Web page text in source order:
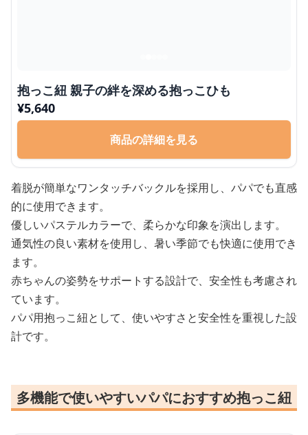
抱っこ紐 親子の絆を深める抱っこひも
¥5,640
商品の詳細を見る
着脱が簡単なワンタッチバックルを採用し、パパでも直感
的に使用できます。
優しいパステルカラーで、柔らかな印象を演出します。
通気性の良い素材を使用し、暑い季節でも快適に使用でき
ます。
赤ちゃんの姿勢をサポートする設計で、安全性も考慮され
ています。
パパ用抱っこ紐として、使いやすさと安全性を重視した設
計です。
多機能で使いやすいパパにおすすめ抱っこ紐